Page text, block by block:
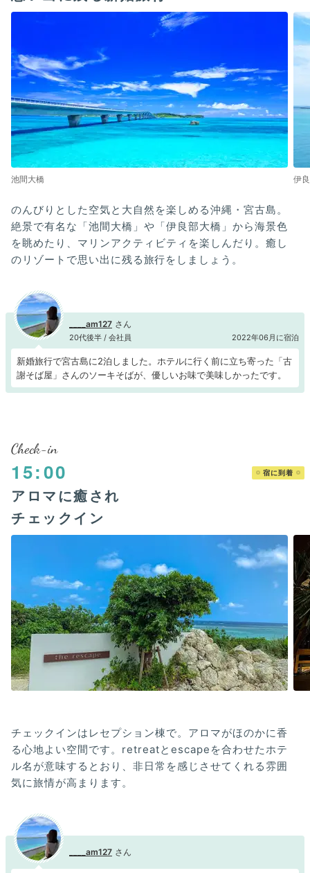
池間大橋 伊
のんびりとした空気と大自然を楽しめる沖縄・宮古島。
絶景で有名な「池間大橋」や「伊良部大橋」から海景色
を眺めたり、マリンアクティビティを楽しんだり。癒し
のリゾートで思い出に残る旅行をしましょう。
____am127
20代後半 / 会社員 2022年06月に宿泊
新婚旅行で宮古島に2泊しました。ホテルに行く前に立ち寄った「古
謝そば屋」さんのソーキそばが、優しいお味で美味しかったです。
Check-in
15:00 宿に到着
アロマに癒され
チェックイン
チェックインはレセプション棟で。アロマがほのかに香
る心地よい空間です。retreatとescapeを合わせたホテ
ル名が意味するとおり、非日常を感じさせてくれる雰囲
気に旅情が高まります。
____am127